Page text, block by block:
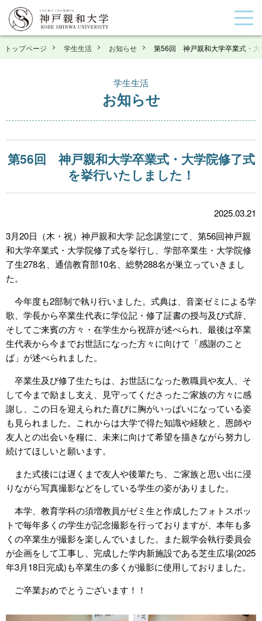
トップページ 学生生活 お知らせ 第56回 神戸親和大学卒業式・大
学生生活
お知らせ
第56回 神戸親和大学卒業式・大学院修了式
を挙行いたしました！
2025.03.21
3月20日（木・祝）神戸親和大学 記念講堂にて、第56回神戸親
和大学卒業式・大学院修了式を挙行し、学部卒業生・大学院修
了生278名、通信教育部10名、総勢288名が巣立っていきまし
た。
今年度も2部制で執り行いました。式典は、音楽ゼミによる学
歌、学長から卒業生代表に学位記・修了証書の授与及び式辞、
そしてご来賓の方々・在学生から祝辞が述べられ、最後は卒業
生代表から今までお世話になった方々に向けて「感謝のこと
ば」が述べられました。
卒業生及び修了生たちは、お世話になった教職員や友人、そ
して今まで励まし支え、見守ってくださったご家族の方々に感
謝し、この日を迎えられた喜びに胸がいっぱいになっている姿
も見られました。これからは大学で得た知識や経験と、恩師や
友人との出会いを糧に、未来に向けて希望を描きながら努力し
続けてほしいと願います。
また式後には遅くまで友人や後輩たち、ご家族と思い出に浸
りながら写真撮影などをしている学生の姿がありました。
本学、教育学科の須増教員がゼミ生と作成したフォトスポッ
トで毎年多くの学生が記念撮影を行っておりますが、本年も多
くの卒業生が撮影を楽しんでいました。また親学会執行委員会
が企画をして工事し、完成した学内新施設である芝生広場(2025
年3月18日完成)も卒業生の多くが撮影に使用しておりました。
ご卒業おめでとうございます！！